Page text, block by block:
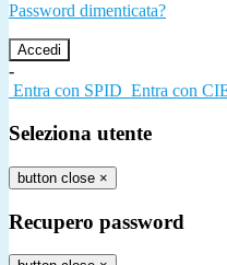
Password dimenticata?
-
Entra con SPID Entra con
Seleziona utente
button close ×
Recupero password